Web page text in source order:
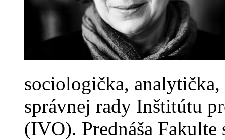
sociologička,
správnej rady Inštitútu
(IVO). Prednáša